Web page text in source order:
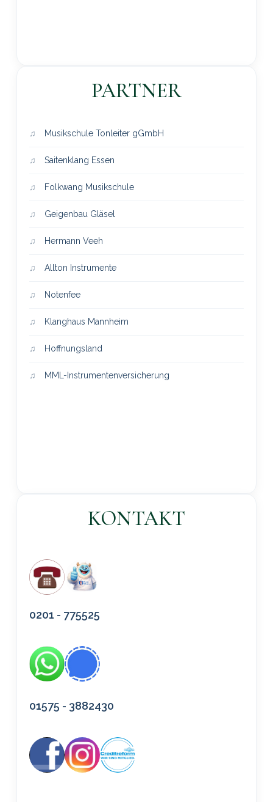
PARTNER
Musikschule Tonleiter gGmbH
Saitenklang Essen
Folkwang Musikschule
Geigenbau Gläsel
Hermann Veeh
Allton Instrumente
Notenfee
Klanghaus Mannheim
Hoffnungsland
MML-Instrumentenversicherung
KONTAKT
0201 - 775525
01575 - 3882430